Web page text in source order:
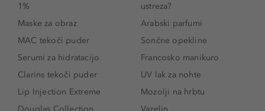
1%
Maske za obraz
MAC tekoči puder
Serumi za hidratacijo
Clarins tekoči puder
Lip Injection Extreme
ustreza?
Arabski parfumi
Sončne opekline
Francosko manikuro
UV lak za nohte
Mozolji na hrbtu